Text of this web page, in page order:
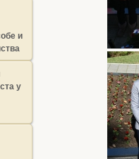
и
у